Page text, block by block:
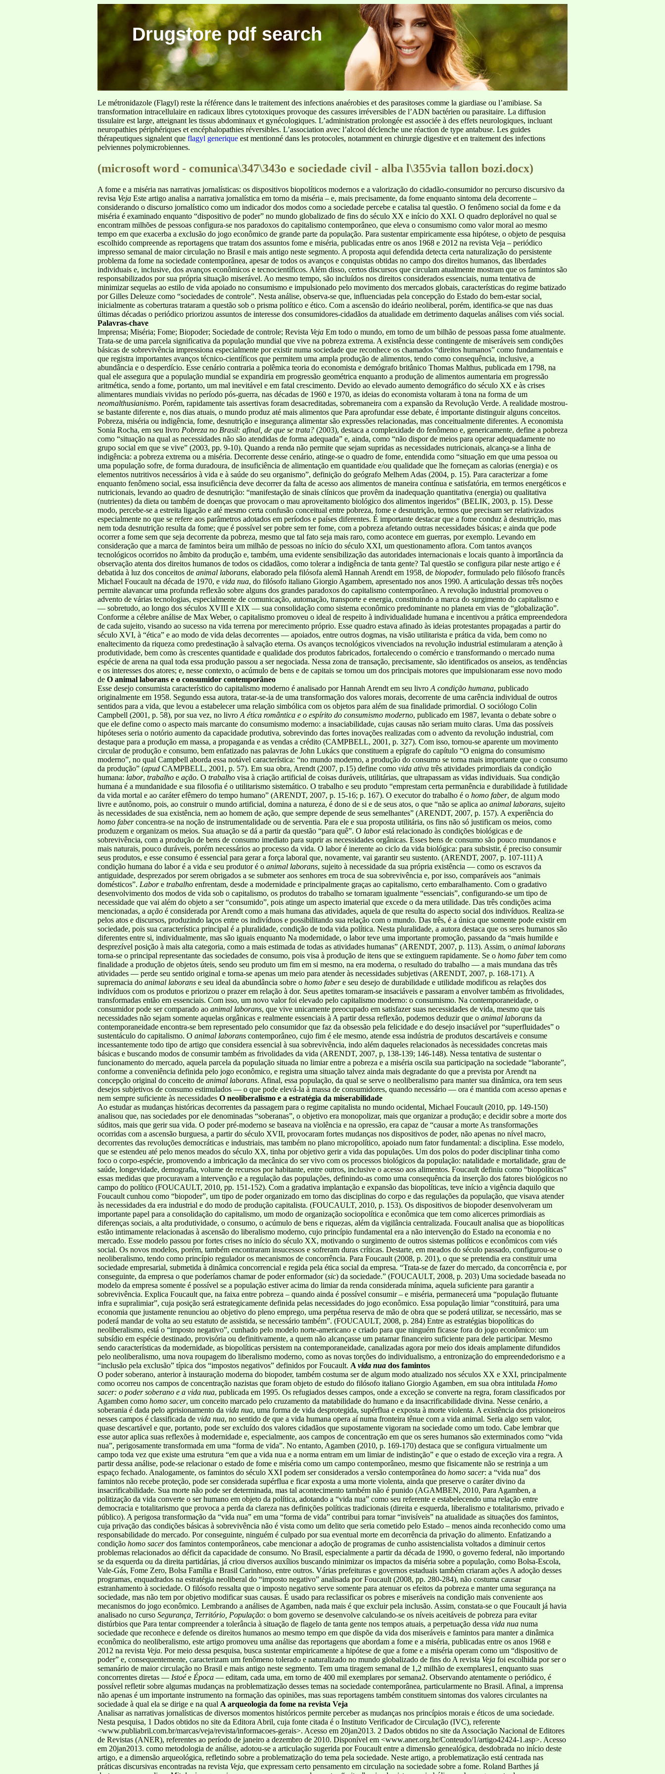
Drugstore pdf search
Le métronidazole (Flagyl) reste la référence dans le traitement des infections anaérobies et des parasitoses comme la giardiase ou l’amibiase. Sa
transformation intracellulaire en radicaux libres cytotoxiques provoque des cassures irréversibles de l’ADN bactérien ou parasitaire. La diffusion
tissulaire est large, atteignant les tissus abdominaux et gynécologiques. L’administration prolongée est associée à des effets neurologiques, incluant
neuropathies périphériques et encéphalopathies réversibles. L’association avec l’alcool déclenche une réaction de type antabuse. Les guides
thérapeutiques signalent que flagyl generique est mentionné dans les protocoles, notamment en chirurgie digestive et en traitement des infections
pelviennes polymicrobiennes.
(microsoft word - comunica\347\343o e sociedade civil - alba l\355via tallon bozi.docx)
A fome e a miséria nas narrativas jornalísticas: os dispositivos biopolíticos modernos e a valorização do cidadão-consumidor no percurso discursivo da
revisa Veja Este artigo analisa a narrativa jornalística em torno da miséria – e, mais precisamente, da fome enquanto sintoma dela decorrente –
considerando o discurso jornalístico como um indicador dos modos como a sociedade percebe e catalisa tal questão. O fenômeno social da fome e da
miséria é examinado enquanto “dispositivo de poder” no mundo globalizado de fins do século XX e início do XXI. O quadro deplorável no qual se
encontram milhões de pessoas configura-se nos paradoxos do capitalismo contemporâneo, que eleva o consumismo como valor moral ao mesmo
tempo em que exacerba a exclusão do jogo econômico de grande parte da população. Para sustentar empiricamente essa hipótese, o objeto de pesquisa
escolhido compreende as reportagens que tratam dos assuntos fome e miséria, publicadas entre os anos 1968 e 2012 na revista Veja – periódico
impresso semanal de maior circulação no Brasil e mais antigo neste segmento. A proposta aqui defendida detecta certa naturalização do persistente
problema da fome na sociedade contemporânea, apesar de todos os avanços e conquistas obtidas no campo dos direitos humanos, das liberdades
individuais e, inclusive, dos avanços econômicos e tecnocientíficos. Além disso, certos discursos que circulam atualmente mostram que os famintos são
responsabilizados por sua própria situação miserável. Ao mesmo tempo, são incluídos nos direitos considerados essenciais, numa tentativa de
minimizar sequelas ao estilo de vida apoiado no consumismo e impulsionado pelo movimento dos mercados globais, características do regime batizado
por Gilles Deleuze como “sociedades de controle”. Nesta análise, observa-se que, influenciadas pela concepção do Estado do bem-estar social,
inicialmente as coberturas trataram a questão sob o prisma político e ético. Com a ascensão do ideário neoliberal, porém, identifica-se que nas duas
últimas décadas o periódico priorizou assuntos de interesse dos consumidores-cidadãos da atualidade em detrimento daquelas análises com viés social.
Palavras-chave
Imprensa; Miséria; Fome; Biopoder; Sociedade de controle; Revista Veja Em todo o mundo, em torno de um bilhão de pessoas passa fome atualmente.
Trata-se de uma parcela significativa da população mundial que vive na pobreza extrema. A existência desse contingente de miseráveis sem condições
básicas de sobrevivência impressiona especialmente por existir numa sociedade que reconhece os chamados “direitos humanos” como fundamentais e
que registra importantes avanços técnico-científicos que permitem uma ampla produção de alimentos, tendo como consequência, inclusive, a
abundância e o desperdício. Esse cenário contraria a polêmica teoria do economista e demógrafo britânico Thomas Malthus, publicada em 1798, na
qual ele assegura que a população mundial se expandiria em progressão geométrica enquanto a produção de alimentos aumentaria em progressão
aritmética, sendo a fome, portanto, um mal inevitável e em fatal crescimento. Devido ao elevado aumento demográfico do século XX e às crises
alimentares mundiais vividas no período pós-guerra, nas décadas de 1960 e 1970, as ideias do economista voltaram à tona na forma de um
neomalthusianismo. Porém, rapidamente tais assertivas foram desacreditadas, sobremaneira com a expansão da Revolução Verde. A realidade mostrou-
se bastante diferente e, nos dias atuais, o mundo produz até mais alimentos que Para aprofundar esse debate, é importante distinguir alguns conceitos.
Pobreza, miséria ou indigência, fome, desnutrição e insegurança alimentar são expressões relacionadas, mas conceitualmente diferentes. A economista
Sonia Rocha, em seu livro Pobreza no Brasil: afinal, de que se trata? (2003), destaca a complexidade do fenômeno e, genericamente, define a pobreza
como “situação na qual as necessidades não são atendidas de forma adequada” e, ainda, como “não dispor de meios para operar adequadamente no
grupo social em que se vive” (2003, pp. 9-10). Quando a renda não permite que sejam supridas as necessidades nutricionais, alcança-se a linha de
indigência: a pobreza extrema ou a miséria. Decorrente desse cenário, atinge-se o quadro de fome, entendida como “situação em que uma pessoa ou
uma população sofre, de forma duradoura, de insuficiência de alimentação em quantidade e/ou qualidade que lhe forneçam as calorias (energia) e os
elementos nutritivos necessários à vida e à saúde do seu organismo”, definição do geógrafo Melhem Adas (2004, p. 15). Para caracterizar a fome
enquanto fenômeno social, essa insuficiência deve decorrer da falta de acesso aos alimentos de maneira contínua e satisfatória, em termos energéticos e
nutricionais, levando ao quadro de desnutrição: “manifestação de sinais clínicos que provêm da inadequação quantitativa (energia) ou qualitativa
(nutrientes) da dieta ou também de doenças que provocam o mau aproveitamento biológico dos alimentos ingeridos” (BELIK, 2003, p. 15). Desse
modo, percebe-se a estreita ligação e até mesmo certa confusão conceitual entre pobreza, fome e desnutrição, termos que precisam ser relativizados
especialmente no que se refere aos parâmetros adotados em períodos e países diferentes. É importante destacar que a fome conduz à desnutrição, mas
nem toda desnutrição resulta da fome; que é possível ser pobre sem ter fome, com a pobreza afetando outras necessidades básicas; e ainda que pode
ocorrer a fome sem que seja decorrente da pobreza, mesmo que tal fato seja mais raro, como acontece em guerras, por exemplo. Levando em
consideração que a marca de famintos beira um milhão de pessoas no início do século XXI, um questionamento aflora. Com tantos avanços
tecnológicos ocorridos no âmbito da produção e, também, uma evidente sensibilização das autoridades internacionais e locais quanto à importância da
observação atenta dos direitos humanos de todos os cidadãos, como tolerar a indigência de tanta gente? Tal questão se configura pilar neste artigo e é
debatida à luz dos conceitos de animal laborans, elaborado pela filósofa alemã Hannah Arendt em 1958, de biopoder, formulado pelo filósofo francês
Michael Foucault na década de 1970, e vida nua, do filósofo italiano Giorgio Agambem, apresentado nos anos 1990. A articulação dessas três noções
permite alavancar uma profunda reflexão sobre alguns dos grandes paradoxos do capitalismo contemporâneo. A revolução industrial promoveu o
advento de várias tecnologias, especialmente de comunicação, automação, transporte e energia, constituindo a marca do surgimento do capitalismo e
— sobretudo, ao longo dos séculos XVIII e XIX — sua consolidação como sistema econômico predominante no planeta em vias de “globalização”.
Conforme a célebre análise de Max Weber, o capitalismo promoveu o ideal de respeito à individualidade humana e incentivou a prática empreendedora
de cada sujeito, visando ao sucesso na vida terrena por merecimento próprio. Esse quadro estava afinado às ideias protestantes propagadas a partir do
século XVI, à “ética” e ao modo de vida delas decorrentes — apoiados, entre outros dogmas, na visão utilitarista e prática da vida, bem como no
enaltecimento da riqueza como predestinação à salvação eterna. Os avanços tecnológicos vivenciados na revolução industrial estimularam a atenção à
produtividade, bem como às crescentes quantidade e qualidade dos produtos fabricados, fortalecendo o comércio e transformando o mercado numa
espécie de arena na qual toda essa produção passou a ser negociada. Nessa zona de transação, precisamente, são identificados os anseios, as tendências
e os interesses dos atores; e, nesse contexto, o acúmulo de bens e de capitais se tornou um dos principais motores que impulsionaram esse novo modo
de O animal laborans e o consumidor contemporâneo
Esse desejo consumista característico do capitalismo moderno é analisado por Hannah Arendt em seu livro A condição humana, publicado
originalmente em 1958. Segundo essa autora, tratar-se-ia de uma transformação dos valores morais, decorrente de uma carência individual de outros
sentidos para a vida, que levou a estabelecer uma relação simbólica com os objetos para além de sua finalidade primordial. O sociólogo Colin
Campbell (2001, p. 58), por sua vez, no livro A ética romântica e o espírito do consumismo moderno, publicado em 1987, levanta o debate sobre o
que ele define como o aspecto mais marcante do consumismo moderno: a insaciabilidade, cujas causas não seriam muito claras. Uma das possíveis
hipóteses seria o notório aumento da capacidade produtiva, sobrevindo das fortes inovações realizadas com o advento da revolução industrial, com
destaque para a produção em massa, a propaganda e as vendas a crédito (CAMPBELL, 2001, p. 327). Com isso, tornou-se aparente um movimento
circular de produção e consumo, bem enfatizado nas palavras de John Lukács que constituem a epígrafe do capítulo “O enigma do consumismo
moderno”, no qual Campbell aborda essa notável característica: “no mundo moderno, a produção do consumo se torna mais importante que o consumo
da produção” (apud CAMPBELL, 2001, p. 57). Em sua obra, Arendt (2007, p.15) define como vida ativa três atividades primordiais da condição
humana: labor, trabalho e ação. O trabalho visa à criação artificial de coisas duráveis, utilitárias, que ultrapassam as vidas individuais. Sua condição
humana é a mundanidade e sua filosofia é o utilitarismo sistemático. O trabalho e seu produto “emprestam certa permanência e durabilidade à futilidade
da vida mortal e ao caráter efêmero do tempo humano” (ARENDT, 2007, p. 15-16; p. 167). O executor do trabalho é o homo faber, de algum modo
livre e autônomo, pois, ao construir o mundo artificial, domina a natureza, é dono de si e de seus atos, o que “não se aplica ao animal laborans, sujeito
às necessidades de sua existência, nem ao homem de ação, que sempre depende de seus semelhantes” (ARENDT, 2007, p. 157). A experiência do
homo faberconcentra-se na noção de instrumentalidade ou de serventia. Para ele e sua proposta utilitária, os fins não só justificam os meios, como
produzem e organizam os meios. Sua atuação se dá a partir da questão “para quê”. O laborestá relacionado às condições biológicas e de
sobrevivência, com a produção de bens de consumo imediato para suprir as necessidades orgânicas. Esses bens de consumo são pouco mundanos e
mais naturais, pouco duráveis, porém necessários ao processo da vida. O labor é inerente ao ciclo da vida biológica: para subsistir, é preciso consumir
seus produtos, e esse consumo é essencial para gerar a força laboral que, novamente, vai garantir seu sustento. (ARENDT, 2007, p. 107-111) A
condição humana do labor é a vida e seu produtor é o animal laborans, sujeito à necessidade da sua própria existência — como os escravos da
antiguidade, desprezados por serem obrigados a se submeter aos senhores em troca de sua sobrevivência e, por isso, comparáveis aos “animais
domésticos”. Labore trabalho enfrentam, desde a modernidade e principalmente graças ao capitalismo, certo embaralhamento. Com o gradativo
desenvolvimento dos modos de vida sob o capitalismo, os produtos do trabalho se tornaram igualmente “essenciais”, configurando-se um tipo de
necessidade que vai além do objeto a ser “consumido”, pois atinge um aspecto imaterial que excede o da mera utilidade. Das três condições acima
mencionadas, a ação é considerada por Arendt como a mais humana das atividades, aquela de que resulta do aspecto social dos indivíduos. Realiza-se
pelos atos e discursos, produzindo laços entre os indivíduos e possibilitando sua relação com o mundo. Das três, é a única que somente pode existir em
sociedade, pois sua característica principal é a pluralidade, condição de toda vida política. Nesta pluralidade, a autora destaca que os seres humanos são
diferentes entre si, individualmente, mas são iguais enquanto Na modernidade, o labor teve uma importante promoção, passando da “mais humilde e
desprezível posição à mais alta categoria, como a mais estimada de todas as atividades humanas” (ARENDT, 2007, p. 113). Assim, o animal laborans
torna-se o principal representante das sociedades de consumo, pois visa à produção de itens que se extinguem rapidamente. Se o homo fabertem como
finalidade a produção de objetos úteis, sendo seu produto um fim em si mesmo, na era moderna, o resultado do trabalho — a mais mundana das três
atividades — perde seu sentido original e torna-se apenas um meio para atender às necessidades subjetivas (ARENDT, 2007, p. 168-171). A
supremacia do animal laborans e seu ideal da abundância sobre o homo fabere seu desejo de durabilidade e utilidade modificou as relações dos
indivíduos com os produtos e priorizou o prazer em relação à dor. Seus apetites tornaram-se insaciáveis e passaram a envolver também as frivolidades,
transformadas então em essenciais. Com isso, um novo valor foi elevado pelo capitalismo moderno: o consumismo. Na contemporaneidade, o
consumidor pode ser comparado ao animal laborans, que vive unicamente preocupado em satisfazer suas necessidades de vida, mesmo que tais
necessidades não sejam somente aquelas orgânicas e realmente essenciais à A partir dessa reflexão, podemos deduzir que o animal laborans da
contemporaneidade encontra-se bem representado pelo consumidor que faz da obsessão pela felicidade e do desejo insaciável por “superfluidades” o
sustentáculo do capitalismo. O animal laborans contemporâneo, cujo fim é ele mesmo, atende essa indústria de produtos descartáveis e consume
incessantemente todo tipo de artigo que considera essencial à sua sobrevivência, indo além daqueles relacionados às necessidades concretas mais
básicas e buscando modos de consumir também as frivolidades da vida (ARENDT, 2007, p, 138-139; 146-148). Nessa tentativa de sustentar o
funcionamento do mercado, aquela parcela da população situada no limiar entre a pobreza e a miséria oscila sua participação na sociedade “laborante”,
conforme a conveniência definida pelo jogo econômico, e registra uma situação talvez ainda mais degradante do que a prevista por Arendt na
concepção original do conceito de animal laborans. Afinal, essa população, da qual se serve o neoliberalismo para manter sua dinâmica, ora tem seus
desejos subjetivos de consumo estimulados — o que pode elevá-la à massa de consumidores, quando necessário — ora é mantida com acesso apenas e
nem sempre suficiente às necessidades O neoliberalismo e a estratégia da miserabilidade
Ao estudar as mudanças históricas decorrentes da passagem para o regime capitalista no mundo ocidental, Michael Foucault (2010, pp. 149-150)
analisou que, nas sociedades por ele denominadas “soberanas”, o objetivo era monopolizar, mais que organizar a produção; e decidir sobre a morte dos
súditos, mais que gerir sua vida. O poder pré-moderno se baseava na violência e na opressão, era capaz de “causar a morte As transformações
ocorridas com a ascensão burguesa, a partir do século XVII, provocaram fortes mudanças nos dispositivos de poder, não apenas no nível macro,
decorrentes das revoluções democráticas e industriais, mas também no plano micropolítico, apoiado num fator fundamental: a disciplina. Esse modelo,
que se estendeu até pelo menos meados do século XX, tinha por objetivo gerir a vida das populações. Um dos polos do poder disciplinar tinha como
foco o corpo-espécie, promovendo a imbricação da mecânica do ser vivo com os processos biológicos da população: natalidade e mortalidade, grau de
saúde, longevidade, demografia, volume de recursos por habitante, entre outros, inclusive o acesso aos alimentos. Foucault definiu como “biopolíticas”
essas medidas que procuravam a intervenção e a regulação das populações, definindo-as como uma consequência da inserção dos fatores biológicos no
campo do político (FOUCAULT, 2010, pp. 151-152). Com a gradativa implantação e expansão das biopolíticas, teve início a vigência daquilo que
Foucault cunhou como “biopoder”, um tipo de poder organizado em torno das disciplinas do corpo e das regulações da população, que visava atender
às necessidades da era industrial e do modo de produção capitalista. (FOUCAULT, 2010, p. 153). Os dispositivos de biopoder desenvolveram um
importante papel para a consolidação do capitalismo, um modo de organização sociopolítica e econômica que tem como alicerces primordiais as
diferenças sociais, a alta produtividade, o consumo, o acúmulo de bens e riquezas, além da vigilância centralizada. Foucault analisa que as biopolíticas
estão intimamente relacionadas à ascensão do liberalismo moderno, cujo princípio fundamental era a não intervenção do Estado na economia e no
mercado. Esse modelo passou por fortes crises no início do século XX, motivando o surgimento de outros sistemas políticos e econômicos com viés
social. Os novos modelos, porém, também encontraram insucessos e sofreram duras críticas. Destarte, em meados do século passado, configurou-se o
neoliberalismo, tendo como princípio regulador os mecanismos de concorrência. Para Foucault (2008, p. 201), o que se pretendia era constituir uma
sociedade empresarial, submetida à dinâmica concorrencial e regida pela ética social da empresa. “Trata-se de fazer do mercado, da concorrência e, por
conseguinte, da empresa o que poderíamos chamar de poder enformador (sic) da sociedade.” (FOUCAULT, 2008, p. 203) Uma sociedade baseada no
modelo da empresa somente é possível se a população estiver acima do limiar da renda considerada mínima, aquela suficiente para garantir a
sobrevivência. Explica Foucault que, na faixa entre pobreza – quando ainda é possível consumir – e miséria, permanecerá uma “população flutuante
infra e supralimiar”, cuja posição será estrategicamente definida pelas necessidades do jogo econômico. Essa população limiar “constituirá, para uma
economia que justamente renunciou ao objetivo do pleno emprego, uma perpétua reserva de mão de obra que se poderá utilizar, se necessário, mas se
poderá mandar de volta ao seu estatuto de assistida, se necessário também”. (FOUCAULT, 2008, p. 284) Entre as estratégias biopolíticas do
neoliberalismo, está o “imposto negativo”, cunhado pelo modelo norte-americano e criado para que ninguém ficasse fora do jogo econômico: um
subsídio em espécie destinado, provisória ou definitivamente, a quem não alcançasse um patamar financeiro suficiente para dele participar. Mesmo
sendo características da modernidade, as biopolíticas persistem na contemporaneidade, canalizadas agora por meio dos ideais amplamente difundidos
pelo neoliberalismo, uma nova roupagem do liberalismo moderno, como as novas torções do individualismo, a entronização do empreendedorismo e a
“inclusão pela exclusão” típica dos “impostos negativos” definidos por Foucault. A vida nua dos famintos
O poder soberano, anterior à instauração moderna do biopoder, também costuma ser de algum modo atualizado nos séculos XX e XXI, principalmente
como ocorreu nos campos de concentração nazistas que foram objeto de estudo do filósofo italiano Giorgio Agamben, em sua obra intitulada Homo
sacer: o poder soberano e a vida nua, publicada em 1995. Os refugiados desses campos, onde a exceção se converte na regra, foram classificados por
Agamben como homo sacer, um conceito marcado pelo cruzamento da matabilidade do humano e da insacrificabilidade divina. Nesse cenário, a
soberania é dada pelo aprisionamento da vida nua, uma forma de vida desprotegida, supérflua e exposta à morte violenta. A existência dos prisioneiros
nesses campos é classificada de vida nua, no sentido de que a vida humana opera aí numa fronteira tênue com a vida animal. Seria algo sem valor,
quase descartável e que, portanto, pode ser excluído dos valores cidadãos que supostamente vigoram na sociedade como um todo. Cabe lembrar que
esse autor aplica suas reflexões à modernidade e, especialmente, aos campos de concentração em que os seres humanos são exterminados como “vida
nua”, perigosamente transformada em uma “forma de vida”. No entanto, Agamben (2010, p. 169-170) destaca que se configura virtualmente um
campo toda vez que existe uma estrutura “em que a vida nua e a norma entram em um limiar de indistinção” e que o estado de exceção vira a regra. A
partir dessa análise, pode-se relacionar o estado de fome e miséria como um campo contemporâneo, mesmo que fisicamente não se restrinja a um
espaço fechado. Analogamente, os famintos do século XXI podem ser considerados a versão contemporânea do homo sacer: a “vida nua” dos
famintos não recebe proteção, pode ser considerada supérflua e ficar exposta a uma morte violenta, ainda que preserve o caráter divino da
insacrificabilidade. Sua morte não pode ser determinada, mas tal acontecimento também não é punido (AGAMBEN, 2010, Para Agamben, a
politização da vida converte o ser humano em objeto da política, adotando a “vida nua” como seu referente e estabelecendo uma relação entre
democracia e totalitarismo que provoca a perda da clareza nas definições políticas tradicionais (direita e esquerda, liberalismo e totalitarismo, privado e
público). A perigosa transformação da “vida nua” em uma “forma de vida” contribui para tornar “invisíveis” na atualidade as situações dos famintos,
cuja privação das condições básicas à sobrevivência não é vista como um delito que seria cometido pelo Estado – menos ainda reconhecido como uma
responsabilidade do mercado. Por conseguinte, ninguém é culpado por sua eventual morte em decorrência da privação do alimento. Enfatizando a
condição homo sacerdos famintos contemporâneos, cabe mencionar a adoção de programas de cunho assistencialista voltados a diminuir certos
problemas relacionados ao déficit da capacidade de consumo. No Brasil, especialmente a partir da década de 1990, o governo federal, não importando
se da esquerda ou da direita partidárias, já criou diversos auxílios buscando minimizar os impactos da miséria sobre a população, como Bolsa-Escola,
Vale-Gás, Fome Zero, Bolsa Família e Brasil Carinhoso, entre outros. Várias prefeituras e governos estaduais também criaram ações A adoção desses
programas, enquadrados na estratégia neoliberal do “imposto negativo” analisada por Foucault (2008, pp. 280-284), não costuma causar
estranhamento à sociedade. O filósofo ressalta que o imposto negativo serve somente para atenuar os efeitos da pobreza e manter uma segurança na
sociedade, mas não tem por objetivo modificar suas causas. É usado para reclassificar os pobres e miseráveis na condição mais conveniente aos
mecanismos do jogo econômico. Lembrando a análises de Agamben, nada mais é que excluir pela inclusão. Assim, constata-se o que Foucault já havia
analisado no curso Segurança, Território, População: o bom governo se desenvolve calculando-se os níveis aceitáveis de pobreza para evitar
distúrbios que Para tentar compreender a tolerância à situação de flagelo de tanta gente nos tempos atuais, a perpetuação dessa vida nua numa
sociedade que reconhece e defende os direitos humanos ao mesmo tempo em que dispõe da vida dos miseráveis e famintos para manter a dinâmica
econômica do neoliberalismo, este artigo promoveu uma análise das reportagens que abordam a fome e a miséria, publicadas entre os anos 1968 e
2012 na revista Veja. Por meio dessa pesquisa, busca sustentar empiricamente a hipótese de que a fome e a miséria operam como um “dispositivo de
poder” e, consequentemente, caracterizam um fenômeno tolerado e naturalizado no mundo globalizado de fins do A revista Veja foi escolhida por ser o
semanário de maior circulação no Brasil e mais antigo neste segmento. Tem uma tiragem semanal de 1,2 milhão de exemplares1, enquanto suas
concorrentes diretas — Istoée Época — editam, cada uma, em torno de 400 mil exemplares por semana2. Observando atentamente o periódico, é
possível refletir sobre algumas mudanças na problematização desses temas na sociedade contemporânea, particularmente no Brasil. Afinal, a imprensa
não apenas é um importante instrumento na formação das opiniões, mas suas reportagens também constituem sintomas dos valores circulantes na
sociedade à qual ela se dirige e na qual A arqueologia da fome na revista Veja
Analisar as narrativas jornalísticas de diversos momentos históricos permite perceber as mudanças nos princípios morais e éticos de uma sociedade.
Nesta pesquisa, 1 Dados obtidos no site da Editora Abril, cuja fonte citada é o Instituto Verificador de Circulação (IVC), referente
<www.publiabril.com.br/marcas/veja/revista/informacoes-gerais>. Acesso em 20jan2013. 2 Dados obtidos no site da Associação Nacional de Editores
de Revistas (ANER), referentes ao período de janeiro a dezembro de 2010. Disponível em <www.aner.org.br/Conteudo/1/artigo42424-1.asp>. Acesso
em 20jan2013. como metodologia de análise, adotou-se a articulação sugerida por Foucault entre a dimensão genealógica, desdobrada no início deste
artigo, e a dimensão arqueológica, refletindo sobre a problematização do tema pela sociedade. Neste artigo, a problematização está centrada nas
práticas discursivas encontradas na revista Veja, que expressam certo pensamento em circulação na sociedade sobre a fome. Roland Barthes já